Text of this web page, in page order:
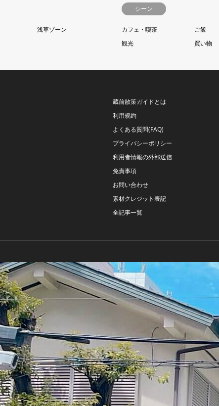
浅草ゾーン
シーン
カフェ・喫茶 ご飯
観光
買い物
蔵前散策ガイドとは
利用規約
よくある質問(FAQ)
プライバシーポリシー
利用者情報の外部送信
免責事項
お問い合わせ
素材クレジット表記
全記事一覧